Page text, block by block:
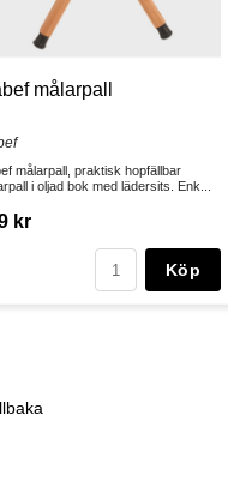
målarpall
målarpall, praktisk hopfällbar
i oljad bok med lädersits. Enk...
kr
Köp